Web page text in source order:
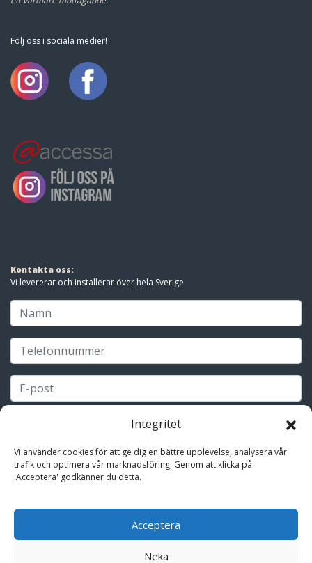
Integritet
Vi använder cookies för att ge dig en bättre upplevelse, analysera vår
trafik och optimera vår marknadsföring. Genom att klicka på
'Acceptera' godkänner du detta.
Acceptera
Neka
Följ oss i sociala medier!
Kontakta oss:
Vi levererar och installerar över hela Sverige